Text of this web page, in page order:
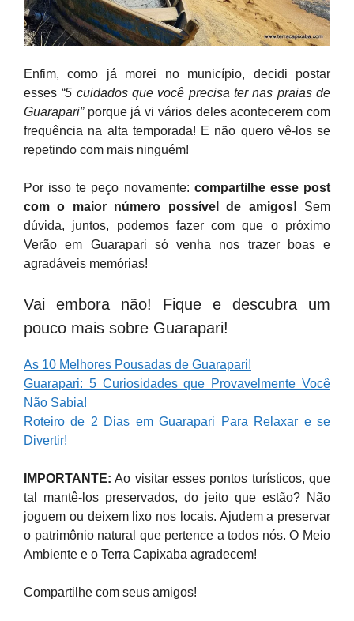
Enfim, como já morei no município, decidi postar
esses “5 cuidados que você precisa ter nas praias de
Guarapari”porque já vi vários deles acontecerem com
frequência na alta temporada! E não quero vê-los se
repetindo com mais ninguém!
Por isso te peço novamente: compartilhe esse post
com o maior número possível de amigos! Sem
dúvida, juntos, podemos fazer com que o próximo
Verão em Guarapari só venha nos trazer boas e
agradáveis memórias!
Vai embora não! Fique e descubra um
pouco mais sobre Guarapari!
As 10 Melhores Pousadas de Guarapari!
Guarapari: 5 Curiosidades que Provavelmente Você
Não Sabia!
Roteiro de 2 Dias em Guarapari Para Relaxar e se
Divertir!
IMPORTANTE: Ao visitar esses pontos turísticos, que
tal mantê-los preservados, do jeito que estão? Não
joguem ou deixem lixo nos locais. Ajudem a preservar
o patrimônio natural que pertence a todos nós. O Meio
Ambiente e o Terra Capixaba agradecem!
Compartilhe com seus amigos!